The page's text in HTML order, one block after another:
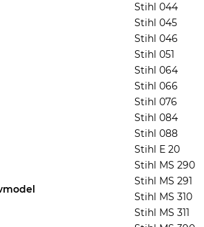
Stihl 044
Stihl 045
Stihl 046
Stihl 051
Stihl 064
Stihl 066
Stihl 076
Stihl 084
Stihl 088
Stihl E 20
Stihl MS 290
Stihl MS 291
Stihl MS 310
Stihl MS 311